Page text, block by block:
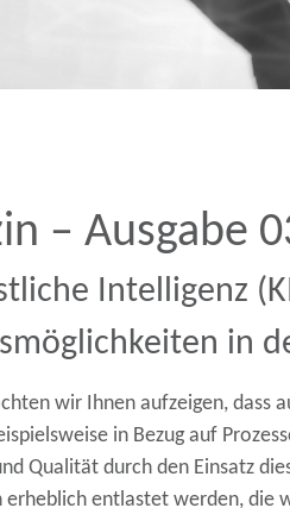
– Ausgabe
Intelligenz
in
wir Ihnen aufzeigen,
in Bezug auf
Qualität durch den Einsatz
entlastet werden,